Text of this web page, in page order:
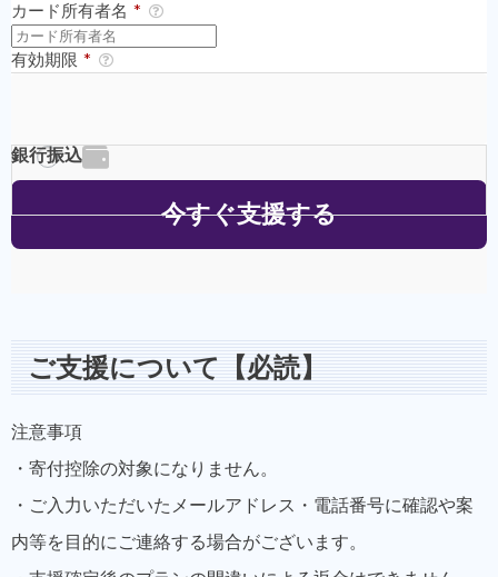
ご支援について【必読】
注意事項
・寄付控除の対象になりません。
・ご入力いただいたメールアドレス・電話番号に確認や案
内等を目的にご連絡する場合がございます。